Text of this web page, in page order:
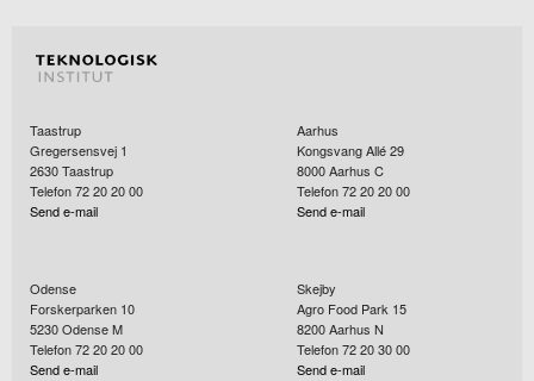
Taastrup
Gregersensvej 1
2630Taastrup
Telefon 72 20 20 00
Send e-mail
Aarhus
Kongsvang Allé 29
8000Aarhus C
Telefon 72 20 20 00
Send e-mail
Odense
Forskerparken 10
5230Odense M
Telefon 72 20 20 00
Send e-mail
Skejby
Agro Food Park 15
8200Aarhus N
Telefon 72 20 30 00
Send e-mail